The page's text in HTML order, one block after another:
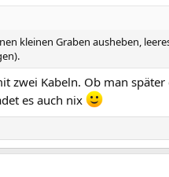
kleinen Graben ausheben,
zwei Kabeln. Ob man
es auch nix